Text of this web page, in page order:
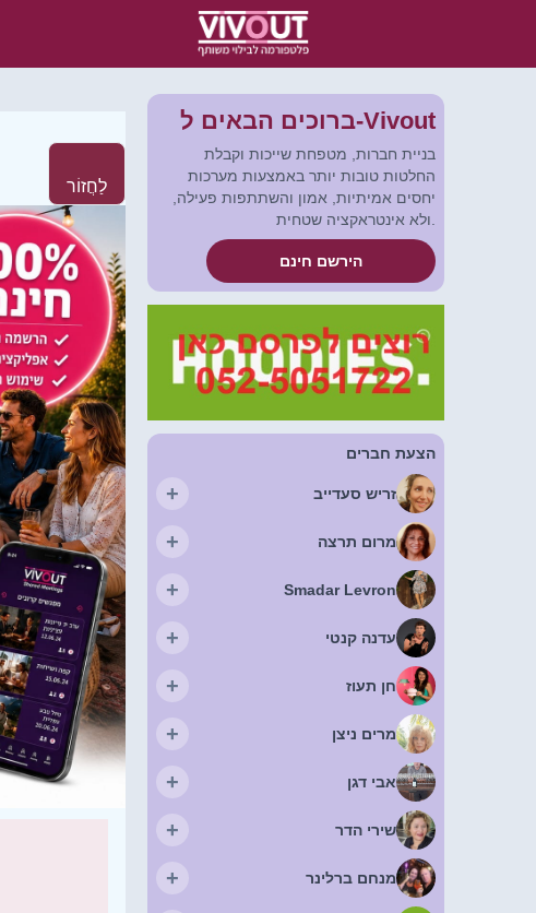
לַחֲזוֹר
ברוכים הבאים ל-Vivout
בניית חברות, מטפחת שייכות וקבלת
החלטות טובות יותר באמצעות מערכות
יחסים אמיתיות, אמון והשתתפות פעילה,
הירשם חינם
הצעת חברים
זריש סעדייב +
מרום תרצה +
Smadar Levron
+
עדנה קנטי +
חן תעוז +
מרים ניצן +
אבי דגן +
שירי הדר +
מנחם ברלינר +